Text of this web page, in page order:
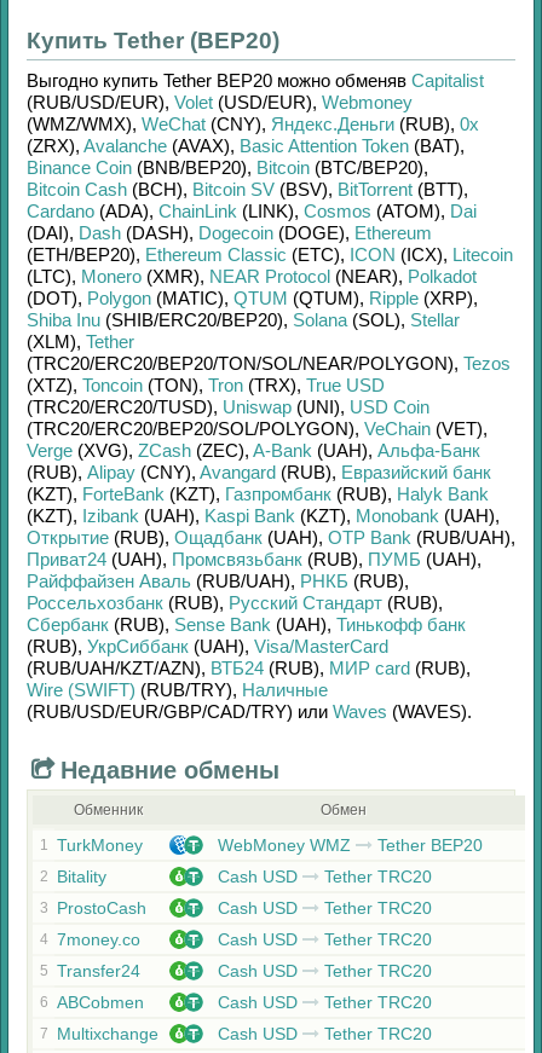
Купить Tether (BEP20)
Выгодно купить Tether BEP20 можно обменяв Capitalist
(RUB/USD/EUR), Volet (USD/EUR), Webmoney
(WMZ/WMX), WeChat (CNY), Яндекс.Деньги (RUB), 0x
(ZRX), Avalanche (AVAX), Basic Attention Token (BAT),
Binance Coin (BNB/BEP20), Bitcoin (BTC/BEP20),
Bitcoin Cash (BCH), Bitcoin SV (BSV), BitTorrent (BTT),
Cardano (ADA), ChainLink (LINK), Cosmos (ATOM), Dai
(DAI), Dash (DASH), Dogecoin (DOGE), Ethereum
(ETH/BEP20), Ethereum Classic (ETC), ICON (ICX), Litecoin
(LTC), Monero (XMR), NEAR Protocol (NEAR), Polkadot
(DOT), Polygon (MATIC), QTUM (QTUM), Ripple (XRP),
Shiba Inu (SHIB/ERC20/BEP20), Solana (SOL), Stellar
(XLM), Tether
(TRC20/ERC20/BEP20/TON/SOL/NEAR/POLYGON), Tezos
(XTZ), Toncoin (TON), Tron (TRX), True USD
(TRC20/ERC20/TUSD), Uniswap (UNI), USD Coin
(TRC20/ERC20/BEP20/SOL/POLYGON), VeChain (VET),
Verge (XVG), ZCash (ZEC), A-Bank (UAH), Альфа-Банк
(RUB), Alipay (CNY), Avangard (RUB), Евразийский банк
(KZT), ForteBank (KZT), Газпромбанк (RUB), Halyk Bank
(KZT), Izibank (UAH), Kaspi Bank (KZT), Monobank (UAH),
Открытие (RUB), Ощадбанк (UAH), OTP Bank (RUB/UAH),
Приват24 (UAH), Промсвязьбанк (RUB), ПУМБ (UAH),
Райффайзен Аваль (RUB/UAH), РНКБ (RUB),
Россельхозбанк (RUB), Русский Стандарт (RUB),
Сбербанк (RUB), Sense Bank (UAH), Тинькофф банк
(RUB), УкрСиббанк (UAH), Visa/MasterCard
(RUB/UAH/KZT/AZN), ВТБ24 (RUB), МИР card (RUB),
Wire (SWIFT) (RUB/TRY), Наличные
(RUB/USD/EUR/GBP/CAD/TRY) или Waves (WAVES).
Недавние обмены
Обменник Обмен
1 TurkMoney WebMoney WMZ Tether BEP20
2 Bitality Cash USD Tether TRC20
3 ProstoCash Cash USD Tether TRC20
4 7money.co Cash USD Tether TRC20
5 Transfer24 Cash USD Tether TRC20
6 ABCobmen Cash USD Tether TRC20
7 Multixchange Cash USD Tether TRC20